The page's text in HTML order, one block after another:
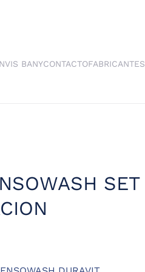
BANYCONTACTOFABRICANTES
SET